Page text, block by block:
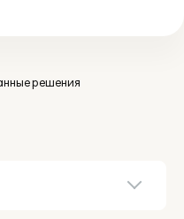
решения